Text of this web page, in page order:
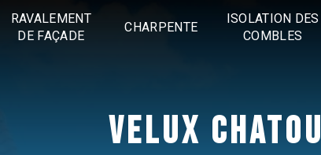
RAVALEMENT
DE FAÇADE
CHARPENTE
ISOLATION DES
COMBLES
VELUX CHATOU